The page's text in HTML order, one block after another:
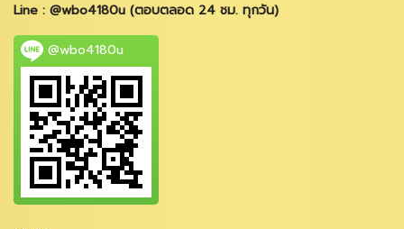
Line : @wbo4180u (ตอบตลอด 24 ชม. ทุกวัน)
@wbo4180u